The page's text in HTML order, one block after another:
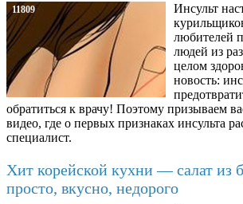
11809
Инсульт
любителей
людей из
целом
новость:
обратиться к врачу! Поэтому призываем
видео, где о первых признаках инсульта
специалист.
Хит корейской кухни — салат из
просто, вкусно, недорого